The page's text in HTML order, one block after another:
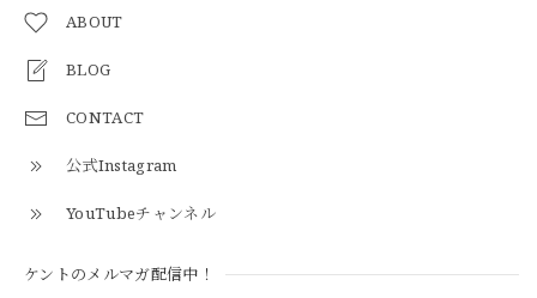
ABOUT
BLOG
CONTACT
公式Instagram
YouTubeチャンネル
ケントのメルマガ配信中！
BLACK
2026/04/21